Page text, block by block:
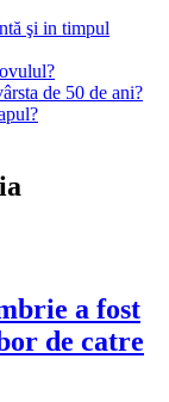
şi in timpul
de 50 de ani?
a fost
de catre